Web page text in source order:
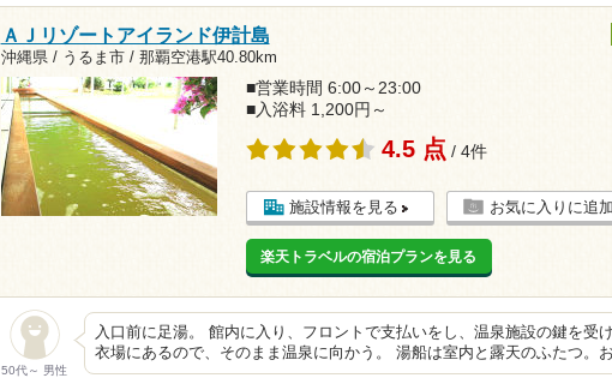
ＡＪリゾートアイランド伊計島
沖縄県 / うるま市 / 那覇空港駅40.80km
■営業時間 6:00～23:00
■入浴料 1,200円～
4.5 点 / 4件
施設情報を見る お気に入りに追加
楽天トラベルの宿泊プランを見る
50代～ 男性
入口前に足湯。 館内に入り、フロントで支払いをし、温泉施設の鍵を受
衣場にあるので、そのまま温泉に向かう。 湯船は室内と露天のふたつ。